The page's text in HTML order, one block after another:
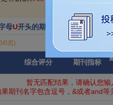
母U开头的期刊共有：0份
0页)
综合评分 期刊指标
暂无匹配结果，请确认您输
果期刊名字包含逗号，&或者and